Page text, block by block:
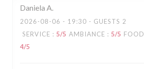
Daniela A
2026-08-06 - 19:30 - GUESTS 2
SERVICE : 5/5 AMBIANCE : 5/5 FOOD
4/5